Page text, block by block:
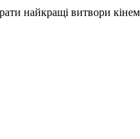
найкращі витвори